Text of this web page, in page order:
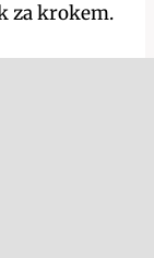
za krokem.